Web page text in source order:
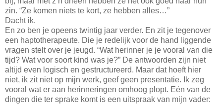
zin. “Ze komen niets te kort, ze hebben alles…”
Dacht ik.
En zo ben je opeens twintig jaar verder. En zit je tegenover
een haptotherapeute. Die je redelijk voor de hand liggende
vragen stelt over je jeugd. “Wat herinner je je vooral van die
tijd? Wat voor soort kind was je?” De antwoorden zijn niet
altijd even logisch en gestructureerd. Maar dat hoeft hier
niet, ik zit niet op mijn werk, geef geen presentatie. Ik zeg
vooral wat er aan herinneringen omhoog plopt. Eén van de
dingen die ter sprake komt is een uitspraak van mijn vader: